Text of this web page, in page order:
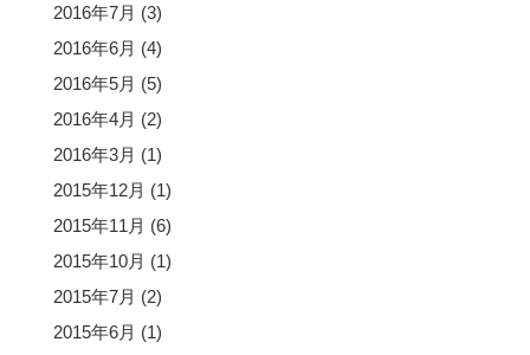
2016年7月 (3)
2016年6月 (4)
2016年5月 (5)
2016年4月 (2)
2016年3月 (1)
2015年12月 (1)
2015年11月 (6)
2015年10月 (1)
2015年7月 (2)
2015年6月 (1)